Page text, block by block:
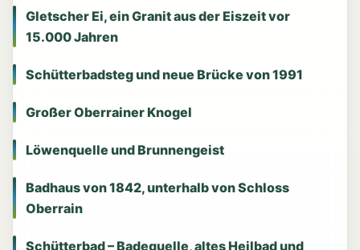
Gletscher Ei, ein Granit aus der Eiszeit vor
15.000 Jahren
Schütterbadsteg und neue Brücke von 1991
Großer Oberrainer Knogel
Löwenquelle und Brunnengeist
Badhaus von 1842, unterhalb von Schloss
Oberrain
Schütterbad – Badequelle, altes Heilbad und